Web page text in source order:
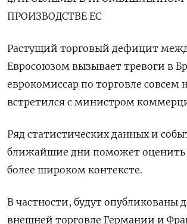
ПРОИЗВОДСТВЕ ЕС
Растущий торговый дефицит
Евросоюзом вызывает тревоги в
еврокомиссар по торговле совсем
встретился с министром
Ряд статистических данных и
ближайшие дни поможет оценить
более широком контексте.
В частности, будут опубликованы
внешней торговле Германии и